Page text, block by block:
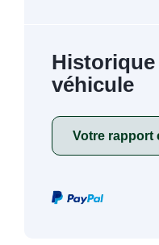
véhicule
Votre rapport